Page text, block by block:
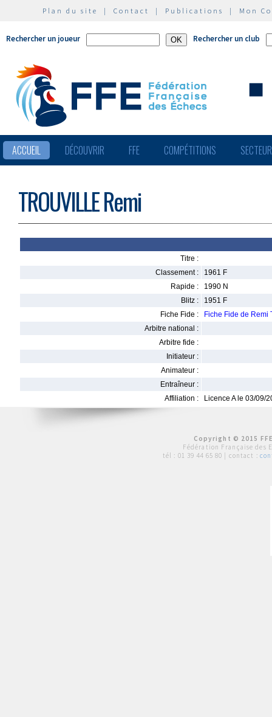
Plan du site | Contact | Publications | Mon
Rechercher un joueur Rechercher un club
ACCUEIL DÉCOUVRIR FFE COMPÉTITIONS
TROUVILLE Remi
Titre :
Classement :
1961 F
Rapide :
1990 N
Blitz :
1951 F
Fiche Fide :
Fiche Fide de Remi
Arbitre national :
Arbitre fide :
Initiateur :
Animateur :
Entraîneur :
Affiliation :
Licence A le 03/09/
Copyright © 2015
Fédération Française des
tél : 01 39 44 65 80 | contact :